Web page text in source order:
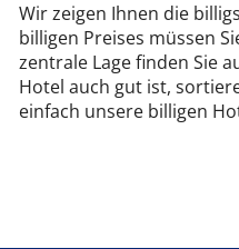
Wir zeigen Ihnen die
billigen Preises müssen
zentrale Lage finden Sie
Hotel auch gut ist,
einfach unsere billigen